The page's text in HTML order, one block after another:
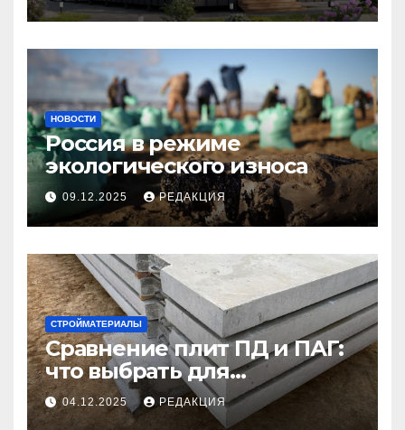
НОВОСТИ
Россия в режиме
экологического износа
09.12.2025 РЕДАКЦИЯ
СТРОЙМАТЕРИАЛЫ
Сравнение плит ПД и ПАГ:
что выбрать для
долговечного и прочного
покрытия
04.12.2025 РЕДАКЦИЯ